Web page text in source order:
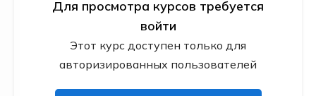
Для просмотра курсов требуется
войти
Этот курс доступен только для
авторизированных пользователей